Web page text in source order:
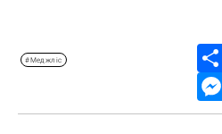
Пошук за запитом:
#Меджліс